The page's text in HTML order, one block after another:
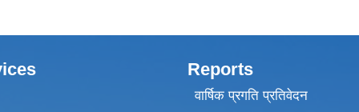
Reports
वार्षिक प्रगति प्रतिवेदन